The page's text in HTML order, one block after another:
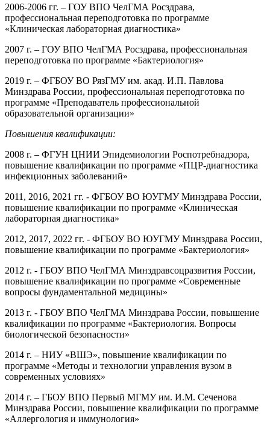
2006-2006 гг. – ГОУ ВПО ЧелГМА Росздрава,
профессиональная переподготовка по программе
«Клиническая лабораторная диагностика»
2007 г. – ГОУ ВПО ЧелГМА Росздрава, профессиональная
переподготовка по программе «Бактериология»
2019 г. – ФГБОУ ВО РязГМУ им. акад. И.П. Павлова
Минздрава России, профессиональная переподготовка по
программе «Преподаватель профессиональной
образовательной организации»
Повышения квалификации:
2008 г. – ФГУН ЦНИИ Эпидемиологии Роспотребнадзора,
повышение квалификации по программе «ПЦР-диагностика
инфекционных заболеваний»
2011, 2016, 2021 гг. - ФГБОУ ВО ЮУГМУ Минздрава России,
повышение квалификации по программе «Клиническая
лабораторная диагностика»
2012, 2017, 2022 гг. - ФГБОУ ВО ЮУГМУ Минздрава России,
повышение квалификации по программе «Бактериология»
2012 г. - ГБОУ ВПО ЧелГМА Минздравсоцразвития России,
повышение квалификации по программе «Современные
вопросы фундаментальной медицины»
2013 г. - ГБОУ ВПО ЧелГМА Минздрава России, повышение
квалификации по программе «Бактериология. Вопросы
биологической безопасности»
2014 г. – НИУ «ВШЭ», повышение квалификации по
программе «Методы и технологии управления вузом в
современных условиях»
2014 г. – ГБОУ ВПО Первый МГМУ им. И.М. Сеченова
Минздрава России, повышение квалификации по программе
«Аллергология и иммунология»